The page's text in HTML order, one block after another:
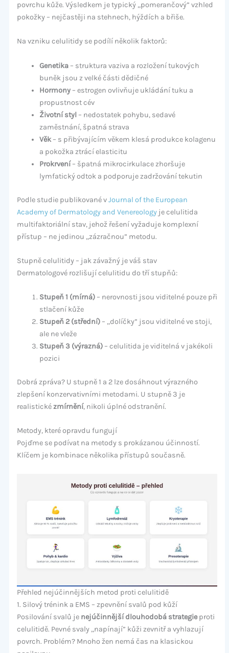
povrchu kůže. Výsledkem je typický „pomerančový” vzhled
pokožky – nejčastěji na stehnech, hýždích a břiše.
Na vzniku celulitidy se podílí několik faktorů:
Genetika– struktura vaziva a rozložení tukových
buněk jsou z velké části dědičné
Hormony– estrogen ovlivňuje ukládání tuku a
propustnost cév
Životní styl – nedostatek pohybu, sedavé
zaměstnání, špatná strava
Věk– s přibývajícím věkem klesá produkce kolagenu
a pokožka ztrácí elasticitu
Prokrvení– špatná mikrocirkulace zhoršuje
lymfatický odtok a podporuje zadržování tekutin
Podle studie publikované vJournal of the European
Academy of Dermatology and Venereologyje celulitida
multifaktoriální stav, jehož řešení vyžaduje komplexní
přístup – ne jedinou „zázračnou” metodu.
Stupně celulitidy – jak závažný je váš stav
Dermatologové rozlišují celulitidu do tří stupňů:
Stupeň 1 (mírná)– nerovnosti jsou viditelné pouze při
stlačení kůže
Stupeň 2 (střední)– „dolíčky” jsou viditelné ve stoji,
ale ne vleže
Stupeň 3 (výrazná)– celulitida je viditelná v jakékoli
pozici
Dobrá zpráva? U stupně 1 a 2 lze dosáhnout výrazného
zlepšení konzervativními metodami. U stupně 3 je
realistickézmírnění, nikoli úplné odstranění.
Metody, které opravdu fungují
Pojďme se podívat na metody s prokázanou účinností.
Klíčem je kombinace několika přístupů současně.
Přehled nejúčinnějších metod proti celulitidě
1. Silový trénink a EMS – zpevnění svalů pod kůží
Posilování svalů je nejúčinnější dlouhodobá strategieproti
celulitidě. Pevné svaly „napínají” kůži zevnitř a vyhlazují
povrch. Problém? Mnoho žen nemá čas na klasickou